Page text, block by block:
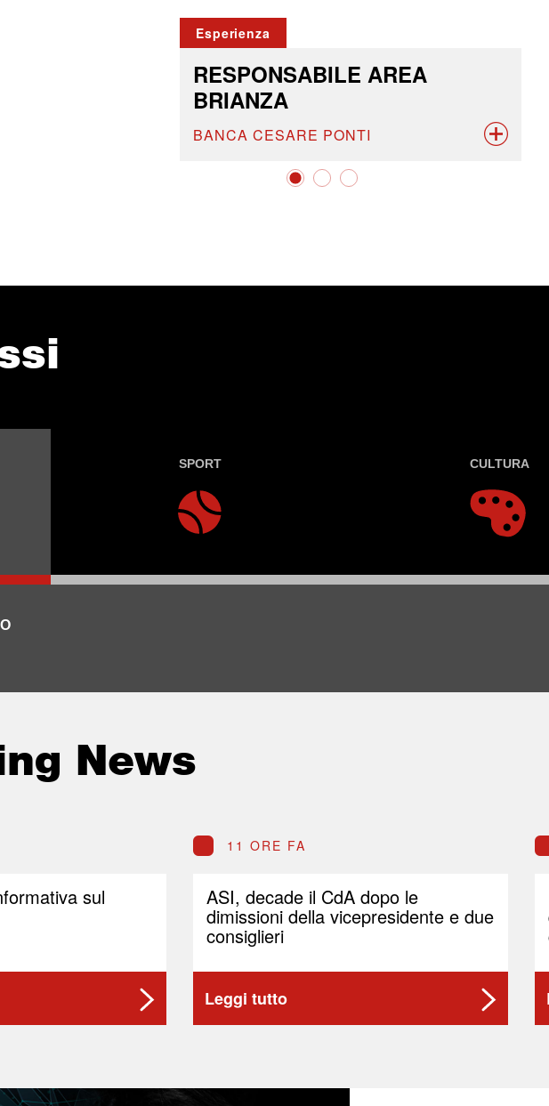
Esperienza
RESPONSABILE AREA
BRIANZA
BANCA CESARE PONTI
SPORT CULTURA
News
sul
11 ORE FA
ASI, decade il CdA dopo le
dimissioni della vicepresidente e due
consiglieri
Leggi tutto